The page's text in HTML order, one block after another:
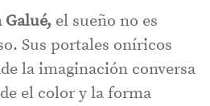
Galué, el sueño no es
Sus portales oníricos
la imaginación conversa
el color y la forma